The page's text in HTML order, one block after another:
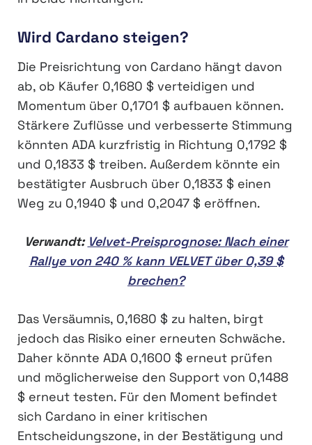
Wird Cardano steigen?
Die Preisrichtung von Cardano hängt davon
ab, ob Käufer 0,1680 $ verteidigen und
Momentum über 0,1701 $ aufbauen können.
Stärkere Zuflüsse und verbesserte Stimmung
könnten ADA kurzfristig in Richtung 0,1792 $
und 0,1833 $ treiben. Außerdem könnte ein
bestätigter Ausbruch über 0,1833 $ einen
Weg zu 0,1940 $ und 0,2047 $ eröffnen.
Verwandt: Velvet-Preisprognose: Nach einer
Rallye von 240 % kann VELVET über 0,39 $
brechen?
Das Versäumnis, 0,1680 $ zu halten, birgt
jedoch das Risiko einer erneuten Schwäche.
Daher könnte ADA 0,1600 $ erneut prüfen
und möglicherweise den Support von 0,1488
$ erneut testen. Für den Moment befindet
sich Cardano in einer kritischen
Entscheidungszone, in der Bestätigung und